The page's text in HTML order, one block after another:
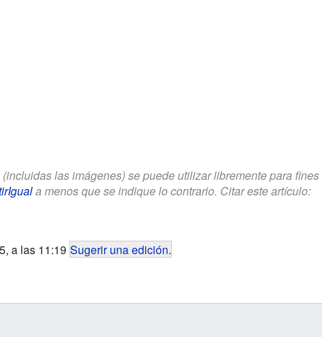
(incluidas las imágenes) se puede utilizar libremente para fines
a menos que se indique lo contrario. Citar este artículo:
a las 11:19 Sugerir una edición.